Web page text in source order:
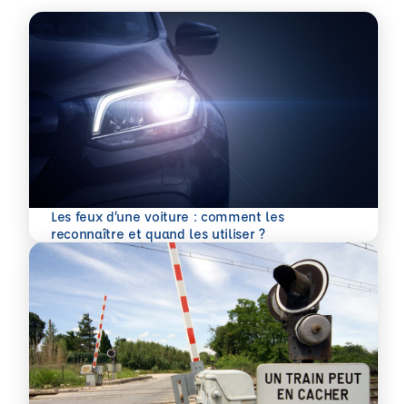
Les feux d’une voiture : comment les
reconnaître et quand les utiliser ?
En savoir plus